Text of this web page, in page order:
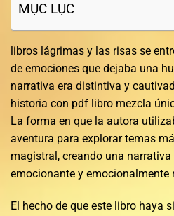
MỤC LỤC
libros lágrimas y las risas se
de emociones que dejaba una
narrativa era distintiva y
historia con pdf libro mezcla
La forma en que la autora
aventura para explorar temas
magistral, creando una narrativa
emocionante y emocionalmente
El hecho de que este libro haya